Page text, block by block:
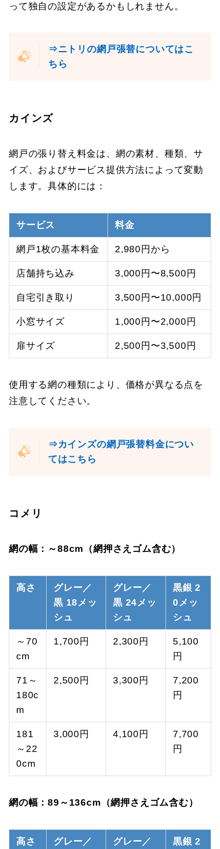
って独自の設定があるかもしれません。
⇒ニトリの網戸張替についてはこ
ちら
カインズ
網戸の張り替え料金は、網の素材、種類、サ
イズ、およびサービス提供方法によって変動
します。具体的には：
サービス 料金
網戸1枚の基本料金 2,980円から
店舗持ち込み 3,000円〜8,500円
自宅引き取り 3,500円〜10,000円
小窓サイズ 1,000円〜2,000円
扉サイズ 2,500円〜3,500円
使用する網の種類により、価格が異なる点を
注意してください。
⇒カインズの網戸張替料金につい
てはこちら
コメリ
網の幅：～88cm（網押さえゴム含む）
高さ
グレー／
黒 18メッ
シュ
グレー／
黒 24メッ
シュ
黒銀 2
0メッ
シュ
～70
cm
1,700円 2,300円
5,100
円
71～
180c
m
2,500円 3,300円
7,200
円
181
～22
0cm
3,000円 4,100円
7,700
円
網の幅：89～136cm（網押さえゴム含む）
高さ グレー／ グレー／ 黒銀 2